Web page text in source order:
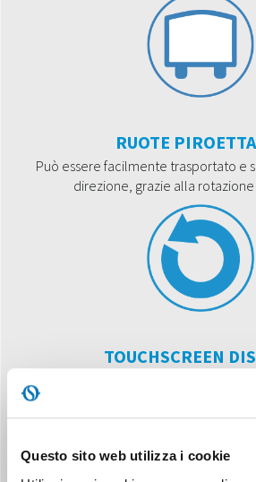
Questo sito web utilizza i cookie
RUOTE
Può essere facilmente trasportato e
direzione, grazie alla rotazione
TOUCHSCREEN
Pannello comandi a sfioro, dall’impatto
consente un controllo di